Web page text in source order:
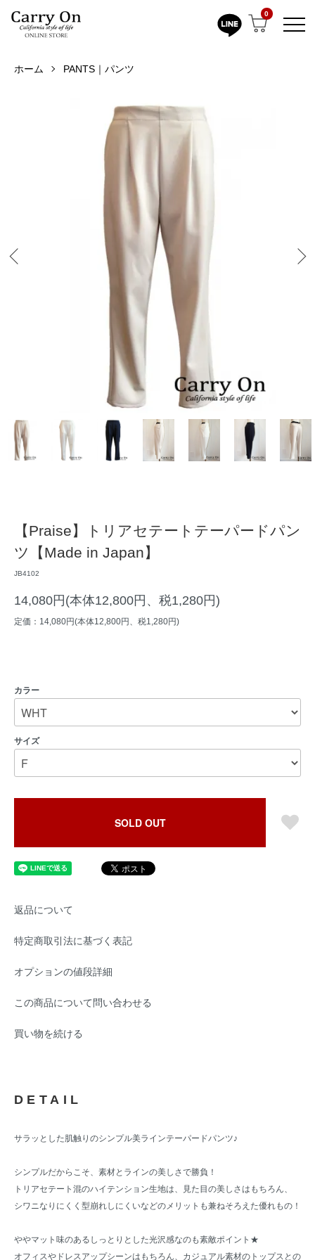
0
ホーム PANTS｜パンツ
【Praise】トリアセテートテーパードパン
ツ【Made in Japan】
JB4102
14,080円(本体12,800円、税1,280円)
定価：14,080円(本体12,800円、税1,280円)
カラー
サイズ
SOLD OUT
返品について
特定商取引法に基づく表記
オプションの値段詳細
この商品について問い合わせる
買い物を続ける
DETAIL
サラッとした肌触りのシンプル美ラインテーパードパンツ♪
シンプルだからこそ、素材とラインの美しさで勝負！
トリアセテート混のハイテンション生地は、見た目の美しさはもちろん、
シワニなりにくく型崩れしにくいなどのメリットも兼ねそろえた優れもの！
ややマット味のあるしっとりとした光沢感なのも素敵ポイント★
オフィスやドレスアップシーンはもちろん、カジュアル素材のトップスとの